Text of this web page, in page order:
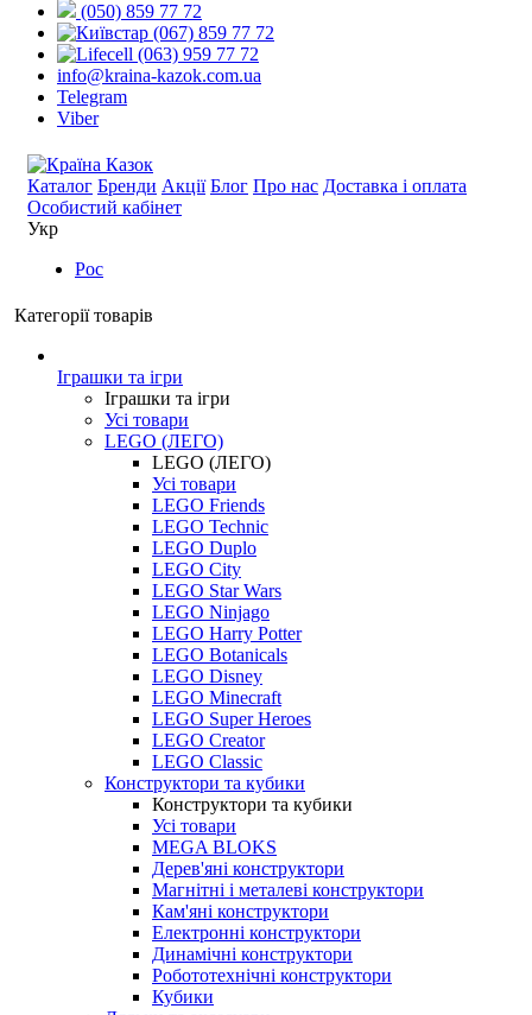
(050) 859 77 72
(067) 859 77 72
(063) 959 77 72
info@kraina-kazok.com.ua
Telegram
Viber
Каталог Бренди Акції Блог Про нас Доставка і оплата
Особистий кабінет
Укр
Рос
Категорії товарів
Іграшки та ігри
Іграшки та ігри
Усі товари
LEGO (ЛЕГО)
LEGO (ЛЕГО)
Усі товари
LEGO Friends
LEGO Technic
LEGO Duplo
LEGO City
LEGO Star Wars
LEGO Ninjago
LEGO Harry Potter
LEGO Botanicals
LEGO Disney
LEGO Minecraft
LEGO Super Heroes
LEGO Creator
LEGO Classic
Конструктори та кубики
Конструктори та кубики
Усі товари
MEGA BLOKS
Дерев'яні конструктори
Магнітні і металеві конструктори
Кам'яні конструктори
Електронні конструктори
Динамічні конструктори
Робототехнічні конструктори
Кубики